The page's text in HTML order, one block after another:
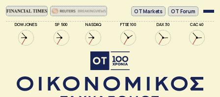
DOW JONES SP 500 NASDAQ FTSE 100 DAX 30 CAC 40
ΟΤ Markets OT Forum